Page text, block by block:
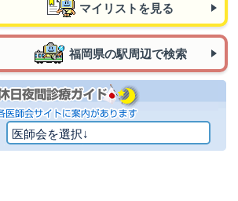
マイリストを見る
福岡県の駅周辺で検索